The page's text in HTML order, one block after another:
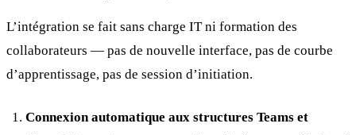
L’intégration se fait sans charge IT ni formation des
collaborateurs — pas de nouvelle interface, pas de courbe
d’apprentissage, pas de session d’initiation.
Connexion automatique aux structures Teams et